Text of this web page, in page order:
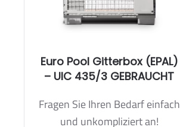
Euro Pool Gitterbox (EPAL)
– UIC 435/3 GEBRAUCHT
Fragen Sie Ihren Bedarf einfach
und unkompliziert an!